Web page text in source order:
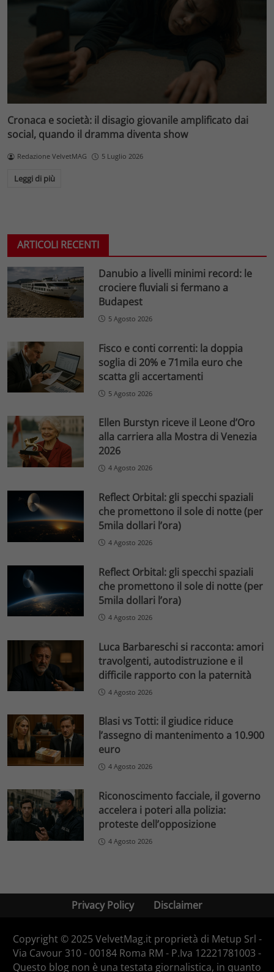
Cronaca e società: il disagio giovanile amplificato dai
social, quando il dramma diventa show
Redazione VelvetMAG 5 Luglio 2026
Leggi di più
ARTICOLI RECENTI
Danubio a livelli minimi record: le
crociere fluviali si fermano a
Budapest
5 Agosto 2026
Fisco e conti correnti: la doppia
soglia di 20% e 71mila euro che
scatta gli accertamenti
5 Agosto 2026
Ellen Burstyn riceve il Leone d’Oro
alla carriera alla Mostra di Venezia
2026
4 Agosto 2026
Reflect Orbital: gli specchi spaziali
che promettono il sole di notte (per
5mila dollari l’ora)
4 Agosto 2026
Reflect Orbital: gli specchi spaziali
che promettono il sole di notte (per
5mila dollari l’ora)
4 Agosto 2026
Luca Barbareschi si racconta: amori
travolgenti, autodistruzione e il
difficile rapporto con la paternità
4 Agosto 2026
Blasi vs Totti: il giudice riduce
l’assegno di mantenimento a 10.900
euro
4 Agosto 2026
Riconoscimento facciale, il governo
accelera i poteri alla polizia:
proteste dell’opposizione
4 Agosto 2026
Privacy Policy Disclaimer
Copyright © 2025 VelvetMag.it proprietà di Metup Srl -
Via Cavour 310 - 00184 Roma RM - P.Iva 12221781003 -
Questo blog non è una testata giornalistica, in quanto